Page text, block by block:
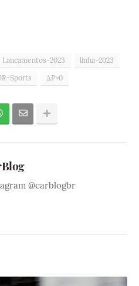
Lancamentos-2023
linha-2023
Sports ΔP>0
@carblogbr